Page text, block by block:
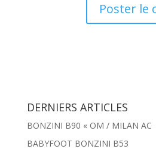
DERNIERS ARTICLES
BONZINI B90 « OM / MILAN AC
BABYFOOT BONZINI B53